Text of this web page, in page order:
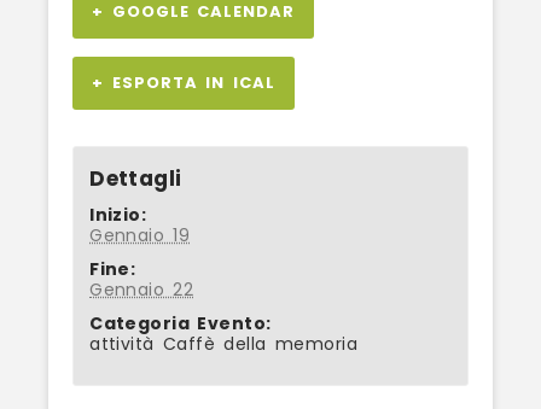
+ GOOGLE CALENDAR
+ ESPORTA IN ICAL
Dettagli
Inizio:
Gennaio 19
Fine:
Gennaio 22
Categoria Evento:
attività Caffè della memoria